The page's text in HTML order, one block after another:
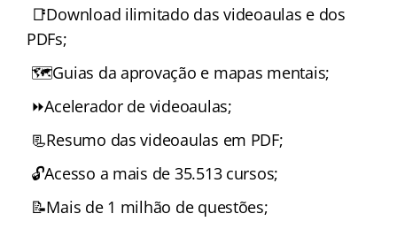
📑Download ilimitado das videoaulas e dos
PDFs;
🗺️Guias da aprovação e mapas mentais;
⏩Acelerador de videoaulas;
📃Resumo das videoaulas em PDF;
🔓Acesso a mais de 35.513 cursos;
📝Mais de 1 milhão de questões;